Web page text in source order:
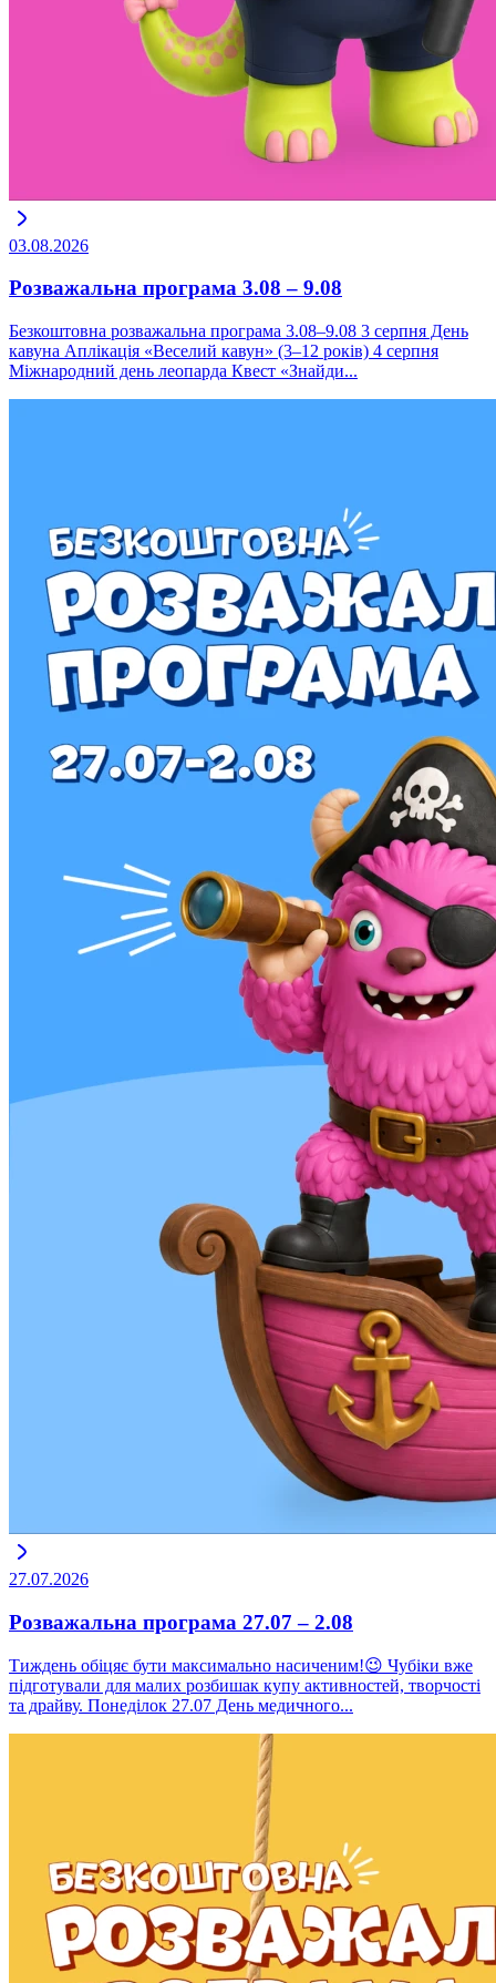
03.08.2026
Розважальна програма 3.08 – 9.08
Безкоштовна розважальна програма 3.08–9.08 3 серпня День
кавуна Аплікація «Веселий кавун» (3–12 років) 4 серпня
Міжнародний день леопарда Квест «Знайди...
27.07.2026
Розважальна програма 27.07 – 2.08
Тиждень обіцяє бути максимально насиченим!😉 Чубіки вже
підготували для малих розбишак купу активностей, творчості
та драйву. Понеділок 27.07 День медичного...